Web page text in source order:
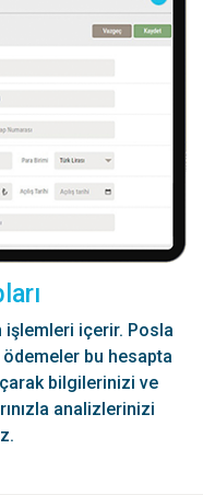
işlemleri içerir. Posla
ödemeler bu hesapta
bilgilerinizi ve
analizlerinizi